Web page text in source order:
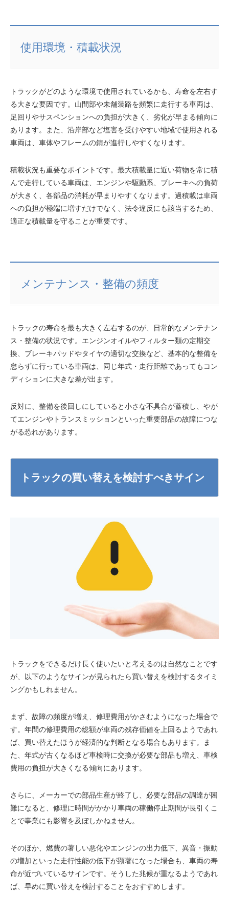
使用環境・積載状況
トラックがどのような環境で使用されているかも、寿命を左右す
る大きな要因です。山間部や未舗装路を頻繁に走行する車両は、
足回りやサスペンションへの負担が大きく、劣化が早まる傾向に
あります。また、沿岸部など塩害を受けやすい地域で使用される
車両は、車体やフレームの錆が進行しやすくなります。
積載状況も重要なポイントです。最大積載量に近い荷物を常に積
んで走行している車両は、エンジンや駆動系、ブレーキへの負荷
が大きく、各部品の消耗が早まりやすくなります。過積載は車両
への負担が極端に増すだけでなく、法令違反にも該当するため、
適正な積載量を守ることが重要です。
メンテナンス・整備の頻度
トラックの寿命を最も大きく左右するのが、日常的なメンテナン
ス・整備の状況です。エンジンオイルやフィルター類の定期交
換、ブレーキパッドやタイヤの適切な交換など、基本的な整備を
怠らずに行っている車両は、同じ年式・走行距離であってもコン
ディションに大きな差が出ます。
反対に、整備を後回しにしていると小さな不具合が蓄積し、やが
てエンジンやトランスミッションといった重要部品の故障につな
がる恐れがあります。
トラックの買い替えを検討すべきサイン
トラックをできるだけ長く使いたいと考えるのは自然なことです
が、以下のようなサインが見られたら買い替えを検討するタイミ
ングかもしれません。
まず、故障の頻度が増え、修理費用がかさむようになった場合で
す。年間の修理費用の総額が車両の残存価値を上回るようであれ
ば、買い替えたほうが経済的な判断となる場合もあります。ま
た、年式が古くなるほど車検時に交換が必要な部品も増え、車検
費用の負担が大きくなる傾向にあります。
さらに、メーカーでの部品生産が終了し、必要な部品の調達が困
難になると、修理に時間がかかり車両の稼働停止期間が長引くこ
とで事業にも影響を及ぼしかねません。
そのほか、燃費の著しい悪化やエンジンの出力低下、異音・振動
の増加といった走行性能の低下が顕著になった場合も、車両の寿
命が近づいているサインです。そうした兆候が重なるようであれ
ば、早めに買い替えを検討することをおすすめします。